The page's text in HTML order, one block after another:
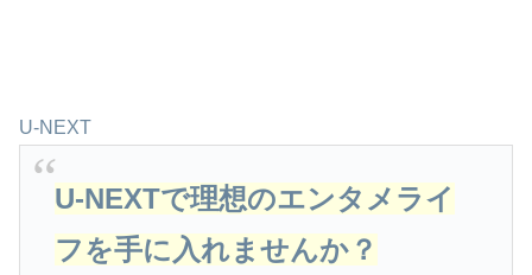
U-NEXT
U-NEXTで理想のエンタメライ
フを手に入れませんか？